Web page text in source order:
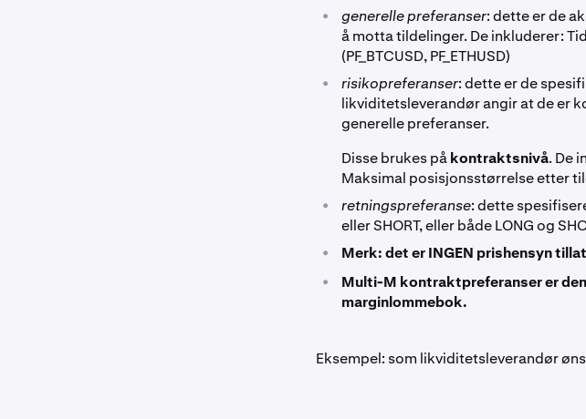
• generelle preferanser: dette er de
å motta tildelinger. De inkluderer:
(PF_BTCUSD, PF_ETHUSD)
• risikopreferanser: dette er de
likviditetsleverandør angir at de er
generelle preferanser.
Disse brukes påkontraktsnivå. De
Maksimal posisjonsstørrelse etter
• retningspreferanse: dette
eller SHORT, eller både LONG og
• Merk: det er INGEN prishensyn
•
Multi-M kontraktpreferanser er
marginlommebok.
Eksempel: som likviditetsleverandør